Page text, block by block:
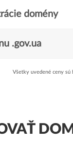
domény
.gov.ua
Všetky uvedené ceny sú